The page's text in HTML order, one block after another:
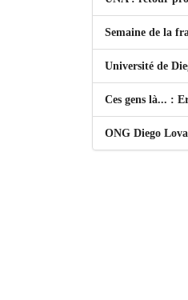
Semaine de la
Université de
Ces gens là... :
ONG Diego